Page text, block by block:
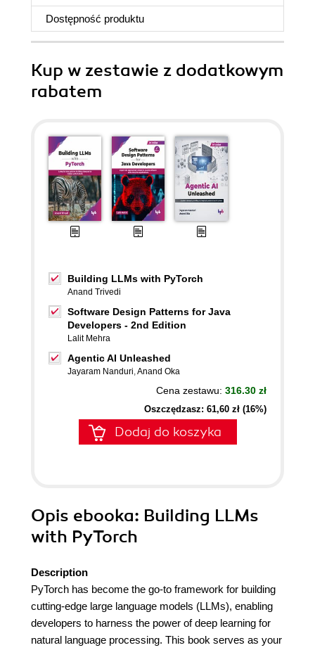
Dostępność produktu
Kup w zestawie z dodatkowym
rabatem
Building LLMs with PyTorch
Anand Trivedi
Software Design Patterns for Java
Developers - 2nd Edition
Lalit Mehra
Agentic AI Unleashed
Jayaram Nanduri,Anand Oka
Cena zestawu: 316.30 zł
Oszczędzasz: 61,60 zł (16%)
Dodaj do koszyka
Opis ebooka: Building LLMs
with PyTorch
Description
PyTorch has become the go-to framework for building
cutting-edge large language models (LLMs), enabling
developers to harness the power of deep learning for
natural language processing. This book serves as your